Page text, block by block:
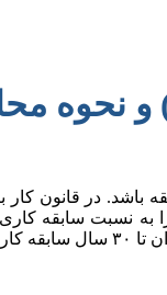
باشد. در قانون
به عنوان پایه سنوات در نظر گرفته شده است. جدول پایه